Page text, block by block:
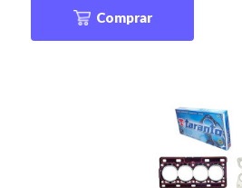
Comprar